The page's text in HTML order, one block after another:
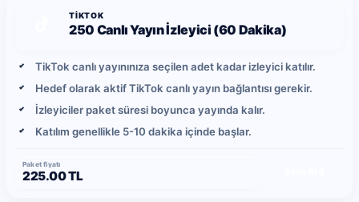
TIKTOK
250 Canlı Yayın İzleyici (60 Dakika)
TikTok canlı yayınınıza seçilen adet kadar izleyici katılır.
Hedef olarak aktif TikTok canlı yayın bağlantısı gerekir.
İzleyiciler paket süresi boyunca yayında kalır.
Katılım genellikle 5-10 dakika içinde başlar.
Paket fiyatı
225.00 TL